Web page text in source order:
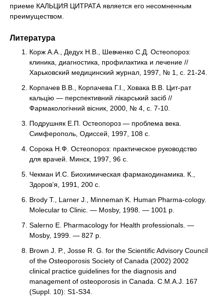
приеме КАЛЬЦИЯ ЦИТРАТА является его несомненным
преимуществом.
Литература
Корж А.А., Дедух Н.В., Шевченко С.Д. Остеопороз:
клиника, диагностика, профилактика и лечение //
Харьковский медицинский журнал, 1997, № 1, с. 21-24.
Корпачев В.В., Корпачева Г.І., Ховака В.В. Цит-рат
кальцію — перспективний лікарський засіб //
Фармакологічний вісник, 2000, № 4, с. 7-10.
Подрушняк Е.П. Остеопороз — проблема века.
Симферополь, Одиссей, 1997, 108 с.
Сорока Н.Ф. Остеопороз: практическое руководство
для врачей. Минск, 1997, 96 с.
Чекман И.С. Биохимическая фармакодинамика. К.,
Здоров’я, 1991, 200 с.
Brody T., Larner J., Minneman K. Human Pharma-cology.
Molecular to Clinic. — Mosby, 1998. — 1001 p.
Salerno E. Pharmacology for Health professionals. —
Mosby, 1999. — 827 p.
Brown J. P., Josse R. G. for the Scientific Advisory Council
of the Osteoporosis Society of Canada (2002) 2002
clinical practice guidelines for the diagnosis and
management of osteoporosis in Canada. C.M.A.J. 167
(Suppl. 10): S1-S34.